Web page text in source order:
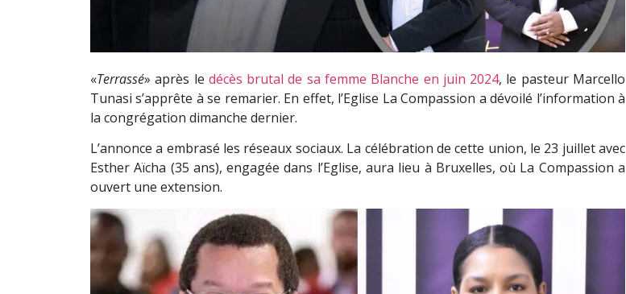
«Terrassé» après le décès brutal de sa femme Blanche en juin 2024, le pasteur Marcello
Tunasi s’apprête à se remarier. En effet, l’Eglise La Compassion a dévoilé l’information à
la congrégation dimanche dernier.
L’annonce a embrasé les réseaux sociaux. La célébration de cette union, le 23 juillet avec
Esther Aïcha (35 ans), engagée dans l’Eglise, aura lieu à Bruxelles, où La Compassion a
ouvert une extension.